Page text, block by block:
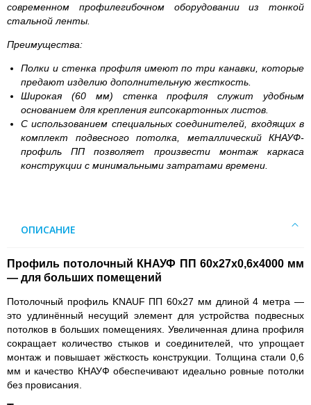
современном профилегибочном оборудовании из тонкой
стальной ленты.
Преимущества:
Полки и стенка профиля имеют по три канавки, которые
предают изделию дополнительную жесткость.
Широкая (60 мм) стенка профиля служит удобным
основанием для крепления гипсокартонных листов.
С использованием специальных соединителей, входящих в
комплект подвесного потолка, металлический КНАУФ-
профиль ПП позволяет произвести монтаж каркаса
конструкции с минимальными затратами времени.
ОПИСАНИЕ
Профиль потолочный КНАУФ ПП 60х27х0,6х4000 мм
— для больших помещений
Потолочный профиль KNAUF ПП 60х27 мм длиной 4 метра —
это удлинённый несущий элемент для устройства подвесных
потолков в больших помещениях. Увеличенная длина профиля
сокращает количество стыков и соединителей, что упрощает
монтаж и повышает жёсткость конструкции. Толщина стали 0,6
мм и качество КНАУФ обеспечивают идеально ровные потолки
без провисания.